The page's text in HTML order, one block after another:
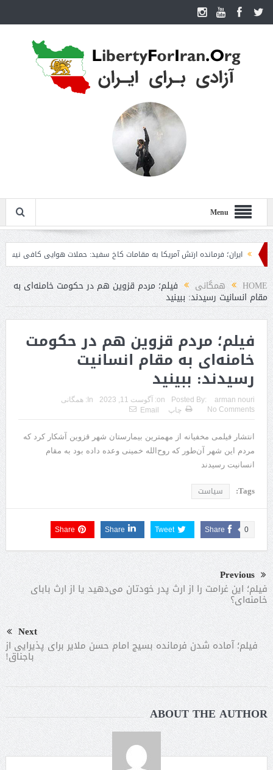
Menu
ایران؛ فرمانده ارتش آمریکا به مقامات کاخ سفید: حملات هوایی کافی نیست
HOME همگانی فیلم؛ مردم قزوین هم در حکومت خامنه‌ای به
مقام انسانیت رسیدند: ببینید
فیلم؛ مردم قزوین هم در حکومت
خامنه‌ای به مقام انسانیت
رسیدند: ببینید
Posted By: arman nouri
on: آگوست 11, 2023 In: همگانی
No Comments
چاپ Email
انتشار فیلمی مخفیانه از مهمترین بیمارستان شهر قزوین آشکار کرد که
مردم این شهر آن‌طور که روح‌الله خمینی وعده داده بود به مقام
انسانیت رسیدند
Tags: سیاست
Share 0
Tweet
Share
Share
Previous
فیلم؛ این غرامت را از ارث پدر خودتان می‌دهید یا از ارث بابای
خامنه‌ای؟
Next
فیلم؛ آماده شدن فرمانده بسیج امام حسن ملایر برای پذیرایی از
باجناق!
ABOUT THE AUTHOR